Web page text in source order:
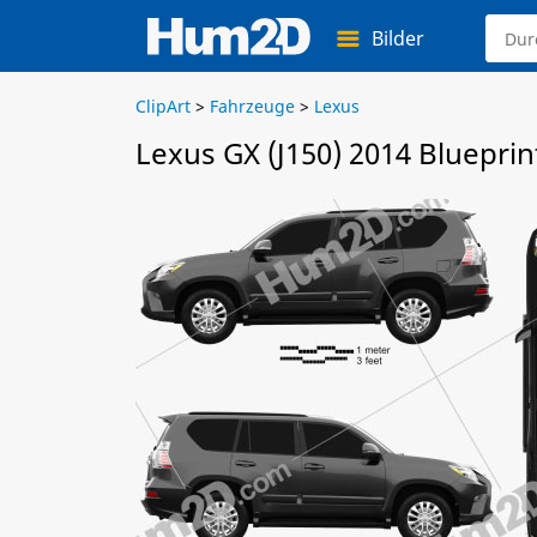
Bilder
ClipArt > Fahrzeuge > Lexus
Lexus GX (J150) 2014